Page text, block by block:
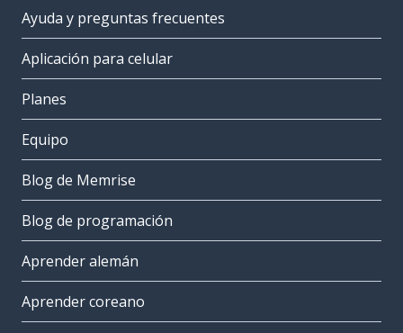
Ayuda y preguntas frecuentes
Aplicación para celular
Planes
Equipo
Blog de Memrise
Blog de programación
Aprender alemán
Aprender coreano